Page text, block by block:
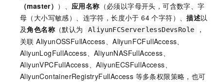
（master） ）、应用名称 （必须以字母开头，可含数字、字
母（大小写敏感）、连字符，长度小于 64 个字符）、描述以
及角色名称 （默认为 AliyunFCServerlessDevsRole
，
关联 AliyunOSSFullAccess、AliyunFCFullAccess、
AliyunLogFullAccess、AliyunNASFullAccess、
AliyunVPCFullAccess、AliyunECSFullAccess、
AliyunContainerRegistryFullAccess 等多条权限策略，也可